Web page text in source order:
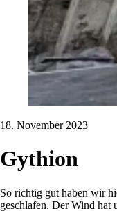
18. November 2023
Gythion
So richtig gut haben wir
geschlafen. Der Wind hat